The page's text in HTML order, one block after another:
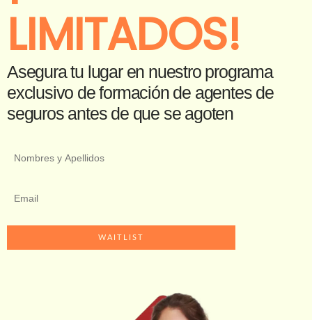
LIMITADOS!
Asegura tu lugar en nuestro programa
exclusivo de formación de agentes de
seguros antes de que se agoten
WAITLIST